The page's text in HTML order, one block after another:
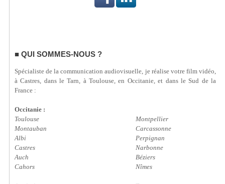
QUI SOMMES-NOUS ?
Spécialiste de la communication audiovisuelle, je réalise votre film vidéo,
à Castres, dans le Tarn, à Toulouse, en Occitanie, et dans le Sud de la
France :
Occitanie :
Toulouse
Montauban
Albi
Castres
Auch
Cahors
Montpellier
Carcassonne
Perpignan
Narbonne
Béziers
Nîmes